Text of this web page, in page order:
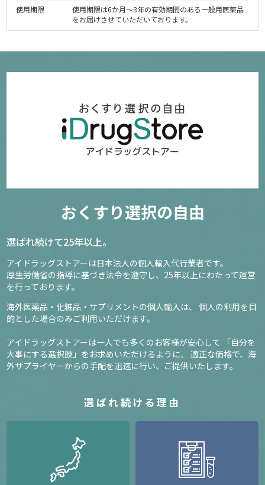
使用期限
使用期限は6か月～3年の有効期間のある一般用医薬品
をお届けさせていただいております。
おくすり選択の自由
選ばれ続けて25年以上。
アイドラッグストアーは日本法人の個人輸入代行業者です。
厚生労働省の指導に基づき法令を遵守し、 25年以上にわたって運営
を行っております。
海外医薬品・化粧品・サプリメントの個人輸入は、
個人の利用を目
的とした場合のみご利用いただけます。
アイドラッグストアーは一人でも多くのお客様が安心して
「自分を
大事にする選択肢」をお求めいただけるように、
適正な価格で、海
外サプライヤーからの手配を迅速に行い、ご提供いたします。
選ばれ続ける理由